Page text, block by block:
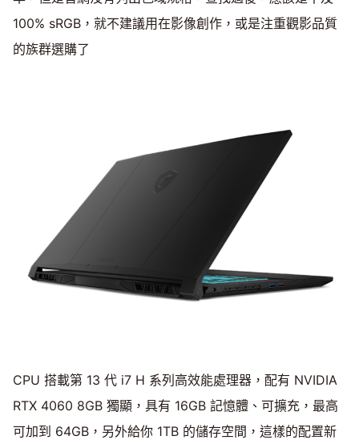
100% sRGB，就不建議用在影像創作，或是注重觀影品質
的族群選購了
CPU 搭載第 13 代 i7 H 系列高效能處理器，配有 NVIDIA
RTX 4060 8GB 獨顯，具有 16GB 記憶體、可擴充，最高
可加到 64GB，另外給你 1TB 的儲存空間，這樣的配置新